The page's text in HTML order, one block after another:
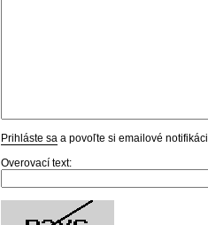
Prihláste sa a povoľte si emailové
Overovací text: